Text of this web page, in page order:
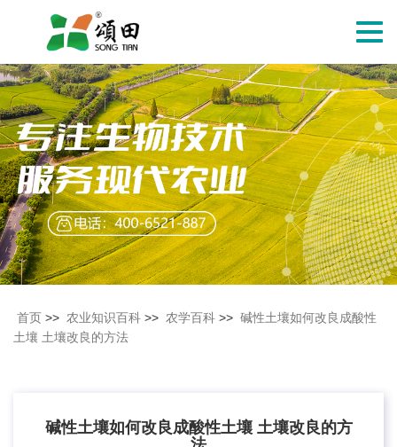
切
导
航
首页 >> 农业知识百科 >> 农学百科 >> 碱性土壤如何改良成酸性
土壤 土壤改良的方法
碱性土壤如何改良成酸性土壤 土壤改良的方